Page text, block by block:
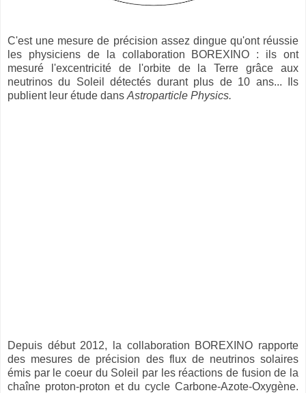
C'est une mesure de précision assez dingue qu'ont réussie
les physiciens de la collaboration BOREXINO : ils ont
mesuré l'excentricité de l'orbite de la Terre grâce aux
neutrinos du Soleil détectés durant plus de 10 ans... Ils
publient leur étude dans Astroparticle Physics.
Depuis début 2012, la collaboration BOREXINO rapporte
des mesures de précision des flux de neutrinos solaires
émis par le coeur du Soleil par les réactions de fusion de la
chaîne proton-proton et du cycle Carbone-Azote-Oxygène.